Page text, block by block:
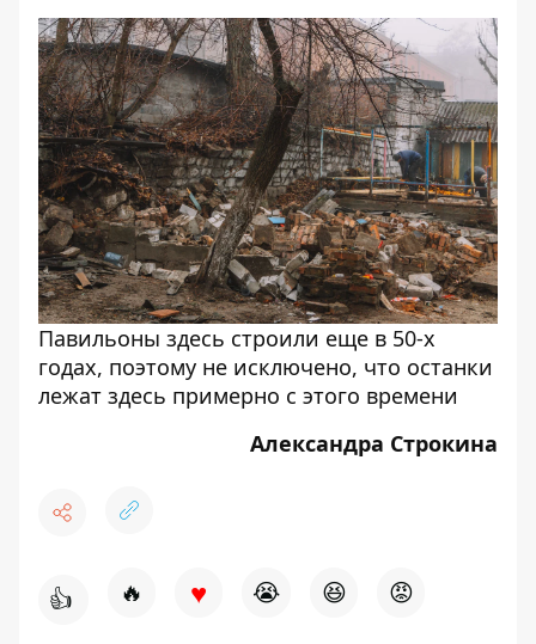
Павильоны здесь строили еще в 50-х
годах, поэтому не исключено, что останки
лежат здесь примерно с этого времени
Александра Строкина
👍 🔥 ♥ 😭 😆 😡